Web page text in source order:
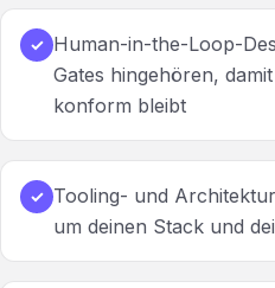
✓ Human-in-the-Loop-
Gates hingehören,
konform bleibt
✓ Tooling- und
um deinen Stack und